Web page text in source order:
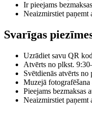
Ir pieejams
Neaizmirstiet paņemt
Svarīgas
Uzrādiet savu QR
Atvērts no plkst.
Svētdienās atvērts
Muzejā
Pieejams bezmaksas
Neaizmirstiet paņemt